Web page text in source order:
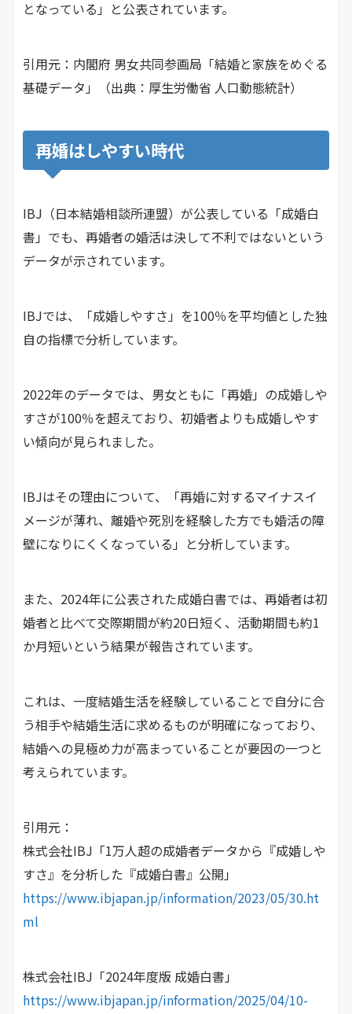
となっている」と公表されています。
引用元：内閣府 男女共同参画局「結婚と家族をめぐる
基礎データ」（出典：厚生労働省 人口動態統計）
再婚はしやすい時代
IBJ（日本結婚相談所連盟）が公表している「成婚白
書」でも、再婚者の婚活は決して不利ではないという
データが示されています。
IBJでは、「成婚しやすさ」を100％を平均値とした独
自の指標で分析しています。
2022年のデータでは、男女ともに「再婚」の成婚しや
すさが100％を超えており、初婚者よりも成婚しやす
い傾向が見られました。
IBJはその理由について、「再婚に対するマイナスイ
メージが薄れ、離婚や死別を経験した方でも婚活の障
壁になりにくくなっている」と分析しています。
また、2024年に公表された成婚白書では、再婚者は初
婚者と比べて交際期間が約20日短く、活動期間も約1
か月短いという結果が報告されています。
これは、一度結婚生活を経験していることで自分に合
う相手や結婚生活に求めるものが明確になっており、
結婚への見極め力が高まっていることが要因の一つと
考えられています。
引用元：
株式会社IBJ「1万人超の成婚者データから『成婚しや
すさ』を分析した『成婚白書』公開」
https://www.ibjapan.jp/information/2023/05/30.ht
ml
株式会社IBJ「2024年度版 成婚白書」
https://www.ibjapan.jp/information/2025/04/10-